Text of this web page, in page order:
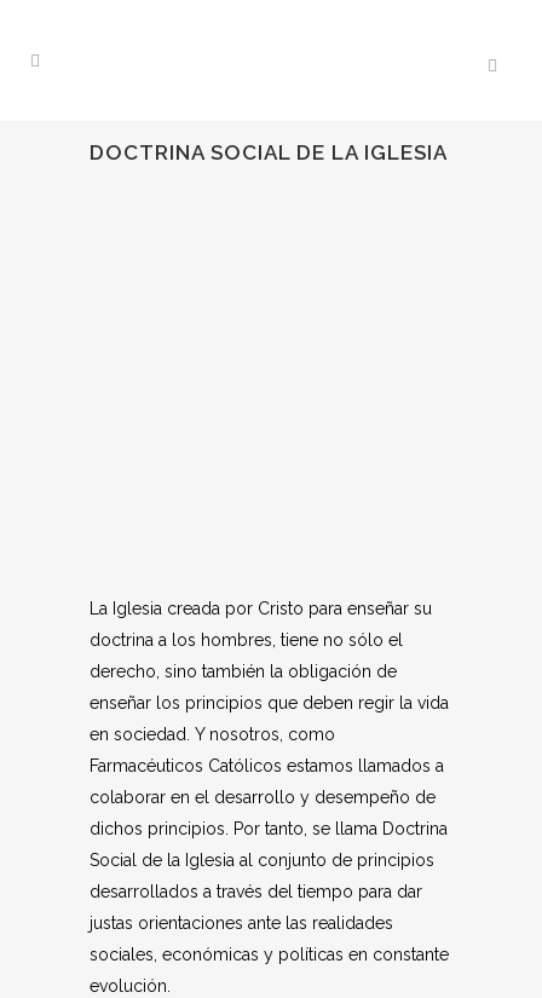
DOCTRINA SOCIAL DE LA IGLESIA
La Iglesia creada por Cristo para enseñar su
doctrina a los hombres, tiene no sólo el
derecho, sino también la obligación de
enseñar los principios que deben regir la vida
en sociedad. Y nosotros, como
Farmacéuticos Católicos estamos llamados a
colaborar en el desarrollo y desempeño de
dichos principios. Por tanto, se llama Doctrina
Social de la Iglesia al conjunto de principios
desarrollados a través del tiempo para dar
justas orientaciones ante las realidades
sociales, económicas y políticas en constante
evolución.